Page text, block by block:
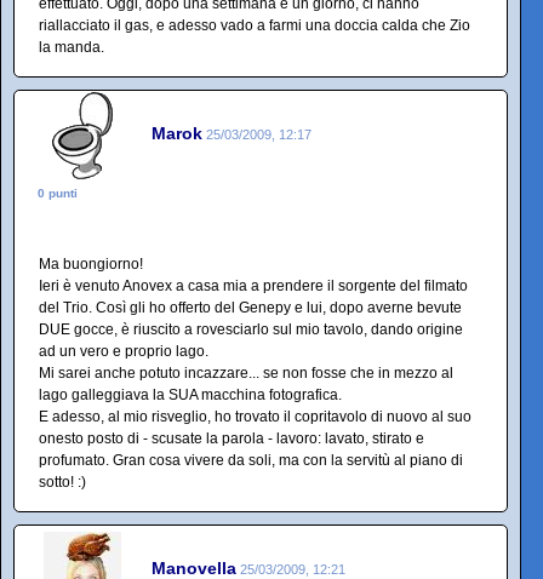
effettuato. Oggi, dopo una settimana e un giorno, ci hanno
riallacciato il gas, e adesso vado a farmi una doccia calda che Zio
la manda.
Marok 25/03/2009, 12:17
0 punti
Ma buongiorno!
Ieri è venuto Anovex a casa mia a prendere il sorgente del filmato
del Trio. Così gli ho offerto del Genepy e lui, dopo averne bevute
DUE gocce, è riuscito a rovesciarlo sul mio tavolo, dando origine
ad un vero e proprio lago.
Mi sarei anche potuto incazzare... se non fosse che in mezzo al
lago galleggiava la SUA macchina fotografica.
E adesso, al mio risveglio, ho trovato il copritavolo di nuovo al suo
onesto posto di - scusate la parola - lavoro: lavato, stirato e
profumato. Gran cosa vivere da soli, ma con la servitù al piano di
sotto! :)
Manovella 25/03/2009, 12:21